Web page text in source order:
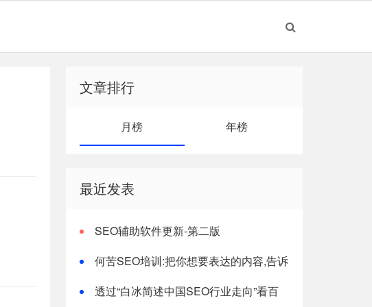
文章排行
月榜 年榜
最近发表
SEO辅助软件更新-第二版
何苦SEO培训:把你想要表达的内容,告诉
透过“白冰简述中国SEO行业走向”看百